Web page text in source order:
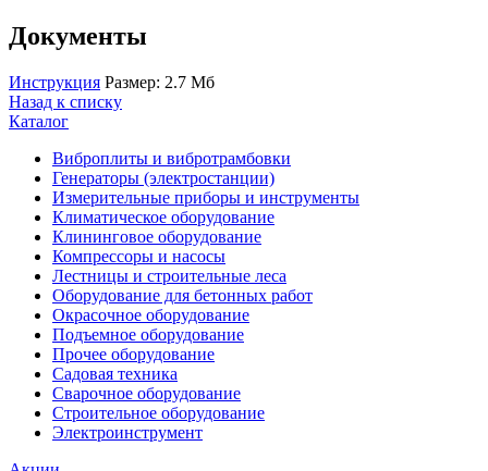
Документы
Инструкция Размер: 2.7 Мб
Назад к списку
Каталог
Виброплиты и вибротрамбовки
Генераторы (электростанции)
Измерительные приборы и инструменты
Климатическое оборудование
Клининговое оборудование
Компрессоры и насосы
Лестницы и строительные леса
Оборудование для бетонных работ
Окрасочное оборудование
Подъемное оборудование
Прочее оборудование
Садовая техника
Сварочное оборудование
Строительное оборудование
Электроинструмент